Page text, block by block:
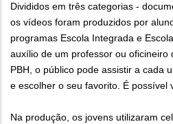
Divididos em três categorias -
os vídeos foram produzidos por
programas Escola Integrada e
auxílio de um professor ou oficineiro
PBH, o público pode assistir a cada
e escolher o seu favorito. É possível
Na produção, os jovens utilizaram